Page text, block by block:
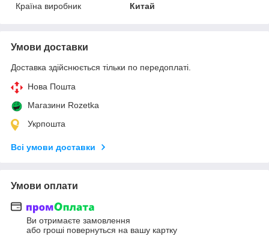
Країна виробник
Китай
Умови доставки
Доставка здійснюється тільки по передоплаті.
Нова Пошта
Магазини Rozetka
Укрпошта
Всі умови доставки
Умови оплати
Ви отримаєте замовлення
або гроші повернуться на вашу картку